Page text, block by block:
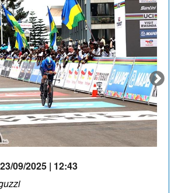
09/2025 | 12:43